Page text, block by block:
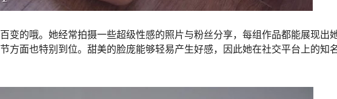
变的哦。她经常拍摄一些超级性感的照片与粉丝分享，每组作品都能展现出
方面也特别到位。甜美的脸庞能够轻易产生好感，因此她在社交平台上的知